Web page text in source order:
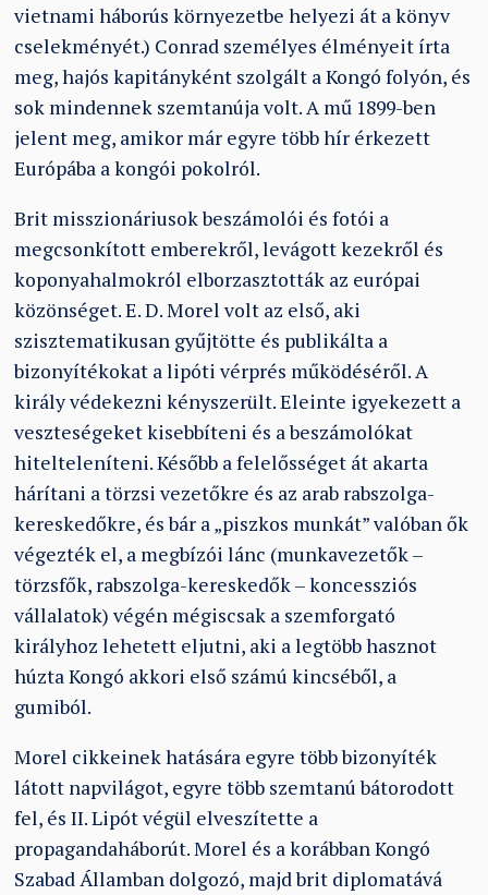
vietnami háborús környezetbe helyezi át a könyv
cselekményét.) Conrad személyes élményeit írta
meg, hajós kapitányként szolgált a Kongó folyón, és
sok mindennek szemtanúja volt. A mű 1899-ben
jelent meg, amikor már egyre több hír érkezett
Európába a kongói pokolról.
Brit misszionáriusok beszámolói és fotói a
megcsonkított emberekről, levágott kezekről és
koponyahalmokról elborzasztották az európai
közönséget. E. D. Morel volt az első, aki
szisztematikusan gyűjtötte és publikálta a
bizonyítékokat a lipóti vérprés működéséről. A
király védekezni kényszerült. Eleinte igyekezett a
veszteségeket kisebbíteni és a beszámolókat
hitelteleníteni. Később a felelősséget át akarta
hárítani a törzsi vezetőkre és az arab rabszolga-
kereskedőkre, és bár a „piszkos munkát” valóban ők
végezték el, a megbízói lánc (munkavezetők –
törzsfők, rabszolga-kereskedők – koncessziós
vállalatok) végén mégiscsak a szemforgató
királyhoz lehetett eljutni, aki a legtöbb hasznot
húzta Kongó akkori első számú kincséből, a
gumiból.
Morel cikkeinek hatására egyre több bizonyíték
látott napvilágot, egyre több szemtanú bátorodott
fel, és II. Lipót végül elveszítette a
propagandaháborút. Morel és a korábban Kongó
Szabad Államban dolgozó, majd brit diplomatává